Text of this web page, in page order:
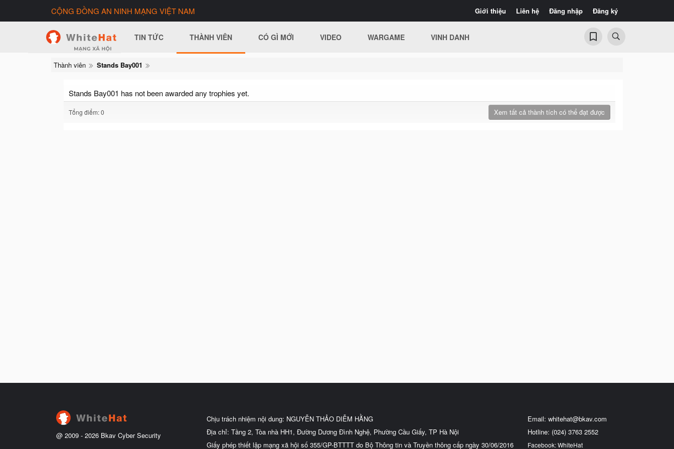
Giới thiệu Liên hệ Đăng nhập Đăng ký
CỘNG ĐỒNG AN NINH MẠNG VIỆT NAM
TIN TỨC THÀNH VIÊN CÓ GÌ MỚI VIDEO WARGAME VINH DANH
Thành viên Stands Bay001
Stands Bay001 has not been awarded any trophies yet.
Tổng điểm: 0 Xem tất cả thành tích có thể đạt được
@ 2009 - 2026 Bkav Cyber Security
Chịu trách nhiệm nội dung: NGUYỄN THẢO DIỄM HẰNG
Địa chỉ: Tầng 2, Tòa nhà HH1, Đường Dương Đình Nghệ, Phường Cầu Giấy, TP Hà Nội
Giấy phép thiết lập mạng xã hội số 355/GP-BTTTT do Bộ Thông tin và Truyền thông cấp ngày 30/06/2016
Email: whitehat@bkav.com
Hotline: (024) 3763 2552
Facebook: WhiteHat